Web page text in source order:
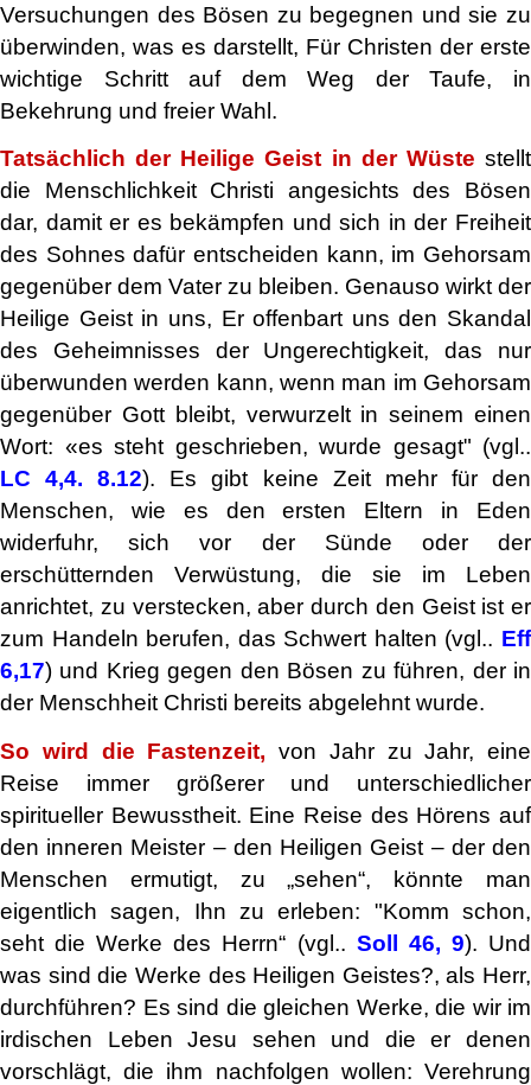
Versuchungen des Bösen zu begegnen und sie zu
überwinden, was es darstellt, Für Christen der erste
wichtige Schritt auf dem Weg der Taufe, in
Bekehrung und freier Wahl.
Tatsächlich der Heilige Geist in der Wüste stellt
die Menschlichkeit Christi angesichts des Bösen
dar, damit er es bekämpfen und sich in der Freiheit
des Sohnes dafür entscheiden kann, im Gehorsam
gegenüber dem Vater zu bleiben. Genauso wirkt der
Heilige Geist in uns, Er offenbart uns den Skandal
des Geheimnisses der Ungerechtigkeit, das nur
überwunden werden kann, wenn man im Gehorsam
gegenüber Gott bleibt, verwurzelt in seinem einen
Wort: «es steht geschrieben, wurde gesagt" (vgl..
LC 4,4. 8.12). Es gibt keine Zeit mehr für den
Menschen, wie es den ersten Eltern in Eden
widerfuhr, sich vor der Sünde oder der
erschütternden Verwüstung, die sie im Leben
anrichtet, zu verstecken, aber durch den Geist ist er
zum Handeln berufen, das Schwert halten (vgl.. Eff
6,17) und Krieg gegen den Bösen zu führen, der in
der Menschheit Christi bereits abgelehnt wurde.
So wird die Fastenzeit, von Jahr zu Jahr, eine
Reise immer größerer und unterschiedlicher
spiritueller Bewusstheit. Eine Reise des Hörens auf
den inneren Meister – den Heiligen Geist – der den
Menschen ermutigt, zu „sehen“, könnte man
eigentlich sagen, Ihn zu erleben: "Komm schon,
seht die Werke des Herrn“ (vgl.. Soll 46, 9). Und
was sind die Werke des Heiligen Geistes?, als Herr,
durchführen? Es sind die gleichen Werke, die wir im
irdischen Leben Jesu sehen und die er denen
vorschlägt, die ihm nachfolgen wollen: Verehrung